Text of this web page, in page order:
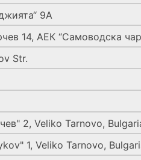
9А
14, АЕК “Самоводска
Str.
2, Veliko Tarnovo,
1, Veliko Tarnovo,